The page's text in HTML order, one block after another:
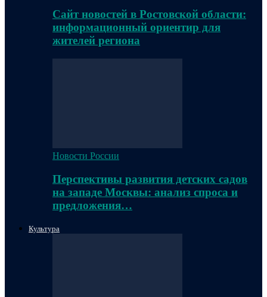
Сайт новостей в Ростовской области:
информационный ориентир для
жителей региона
Новости России
Перспективы развития детских садов
на западе Москвы: анализ спроса и
предложения…
Культура